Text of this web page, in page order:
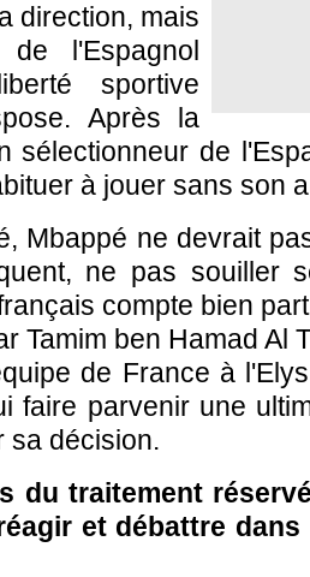
direction, mais
l'Espagnol
sportive
Après la
sélectionneur de
à jouer sans son
Mbappé ne devrait
ne pas souiller
compte bien
Tamim ben Hamad Al
de France à
faire parvenir une
sa décision.
du traitement
et débattre dans